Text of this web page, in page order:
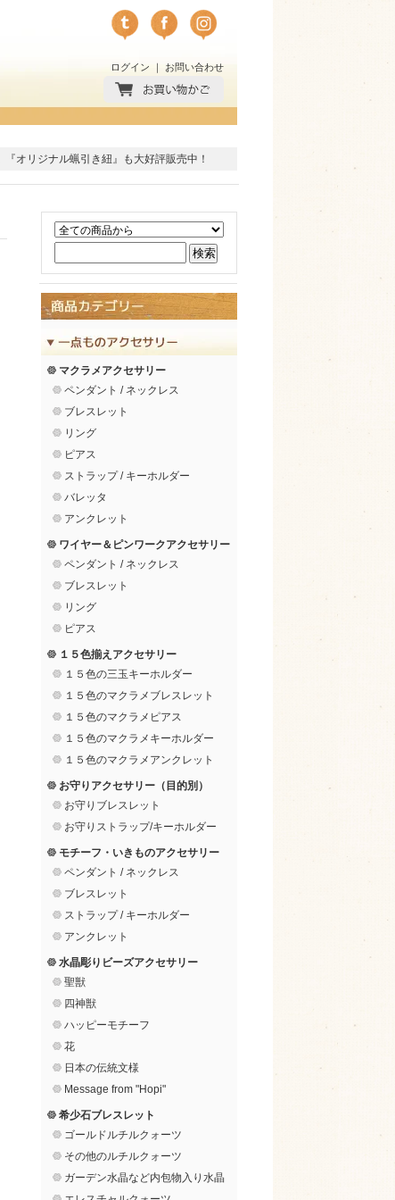
ログイン ｜ お問い合わせ
『オリジナル蝋引き紐』 も大好評販売中！
マクラメアクセサリー
ペンダント / ネックレス
ブレスレット
リング
ピアス
ストラップ / キーホルダー
バレッタ
アンクレット
ワイヤー＆ピンワークアクセサリー
ペンダント / ネックレス
ブレスレット
リング
ピアス
１５色揃えアクセサリー
１５色の三玉キーホルダー
１５色のマクラメブレスレット
１５色のマクラメピアス
１５色のマクラメキーホルダー
１５色のマクラメアンクレット
お守りアクセサリー（目的別）
お守りブレスレット
お守りストラップ/キーホルダー
モチーフ・いきものアクセサリー
ペンダント / ネックレス
ブレスレット
ストラップ / キーホルダー
アンクレット
水晶彫りビーズアクセサリー
聖獣
四神獣
ハッピーモチーフ
花
日本の伝統文様
Message from "Hopi"
希少石ブレスレット
ゴールドルチルクォーツ
その他のルチルクォーツ
ガーデン水晶など内包物入り水晶